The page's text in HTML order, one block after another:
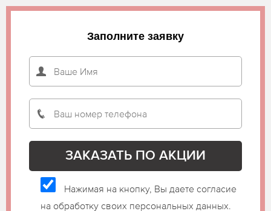
Заполните заявку
Нажимая на кнопку, Вы даете согласие
на обработку своих персональных данных.